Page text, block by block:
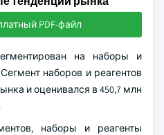
PDF-файл
на наборы и
наборов и реагентов
и оценивался в 450,7 млн
наборы и реагенты